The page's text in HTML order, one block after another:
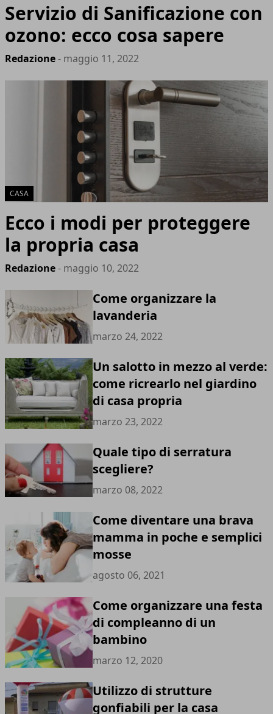
Servizio di Sanificazione con
ozono: ecco cosa sapere
Redazione- maggio 11, 2022
CASA
Ecco i modi per proteggere
la propria casa
Redazione- maggio 10, 2022
Come organizzare la
lavanderia
marzo 24, 2022
Un salotto in mezzo al verde:
come ricrearlo nel giardino
di casa propria
marzo 23, 2022
Quale tipo di serratura
scegliere?
marzo 08, 2022
Come diventare una brava
mamma in poche e semplici
mosse
agosto 06, 2021
Come organizzare una festa
di compleanno di un
bambino
marzo 12, 2020
Utilizzo di strutture
gonfiabili per la casa